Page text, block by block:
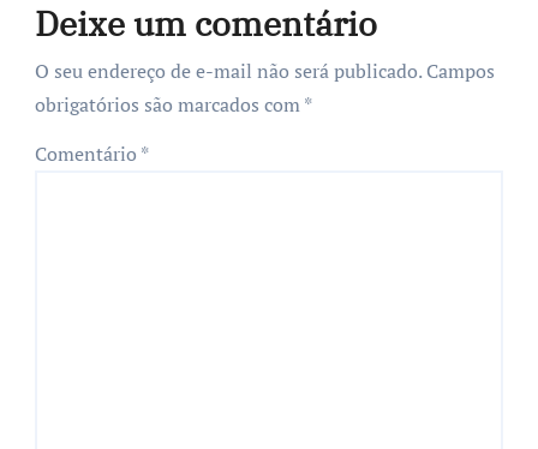
Deixe um comentário
O seu endereço de e-mail não será publicado. Campos
obrigatórios são marcados com*
Comentário *